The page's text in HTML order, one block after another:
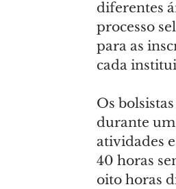
diferentes
processo
para as
cada
Os
durante um
atividades
40 horas
oito horas